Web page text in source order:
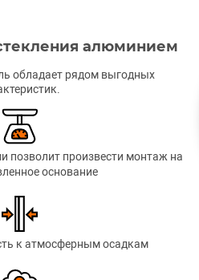
алюминием
обладает рядом выгодных
позволит произвести монтаж на
основание
к атмосферным осадкам